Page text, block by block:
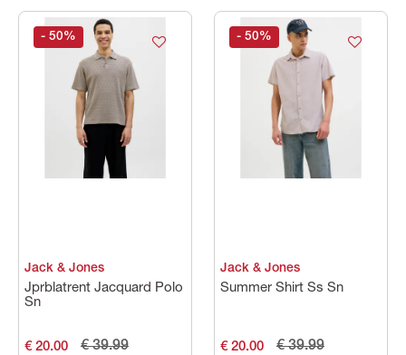
Jack & Jones
Jprblatrent Jacquard Polo
Sn
€ 20.00 € 39.99
- 50%
Jack & Jones
Summer Shirt Ss Sn
€ 20.00 € 39.99
- 50%